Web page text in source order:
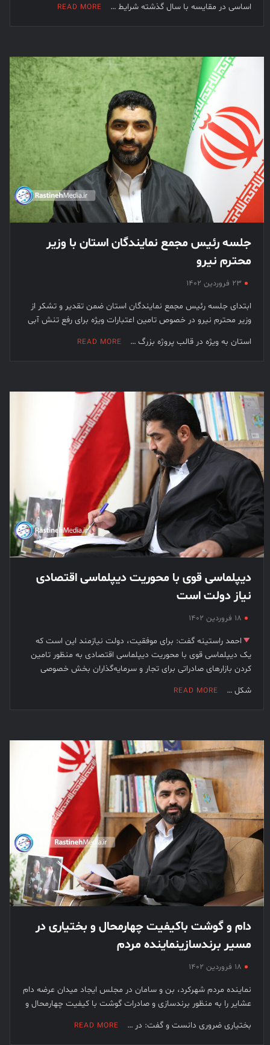
اساسی در مقایسه با سال گذشته شرایط …
READ MORE
جلسه رئیس مجمع نمایندگان استان با وزیر
محترم نیرو
۲۳ فروردین ۱۴۰۲
ابتدای جلسه رئیس مجمع نمایندگان استان ضمن تقدیر و تشکر از
وزیر محترم نیرو در خصوص تامین اعتبارات ویژه برای رفع تنش آبی
استان به ویژه در قالب پروژه بزرگ …
READ MORE
دیپلماسی قوی با محوریت دیپلماسی اقتصادی
نیاز دولت است
۱۸ فروردین ۱۴۰۲
احمد راستینه گفت: برای موفقیت، دولت نیازمند این است که
یک دیپلماسی قوی با محوریت دیپلماسی اقتصادی به منظور تامین
کردن بازارهای صادراتی برای تجار و سرمایه‌گذاران بخش خصوصی
شکل …
READ MORE
دام و گوشت باکیفیت چهارمحال و بختیاری در
مسیر برندسازینماینده مردم
۱۸ فروردین ۱۴۰۲
نماینده مردم شهرکرد، بن و سامان در مجلس ایجاد میدان عرضه دام
عشایر را به منظور برندسازی و صادرات گوشت با کیفیت چهارمحال و
بختیاری ضروری دانست و گفت: در …
READ MORE